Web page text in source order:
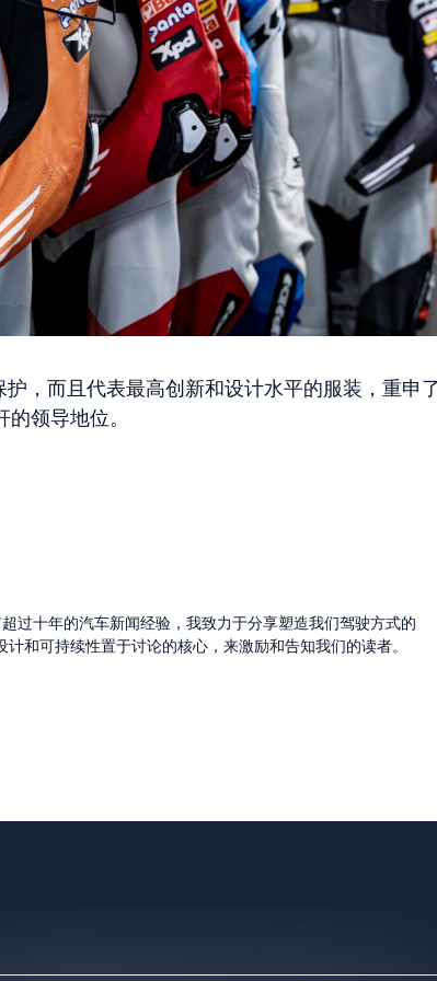
，而且代表最高创新和设计水平的服装，重申
领导地位。
过十年的汽车新闻经验，我致力于分享塑造我们驾驶方式的
和可持续性置于讨论的核心，来激励和告知我们的读者。